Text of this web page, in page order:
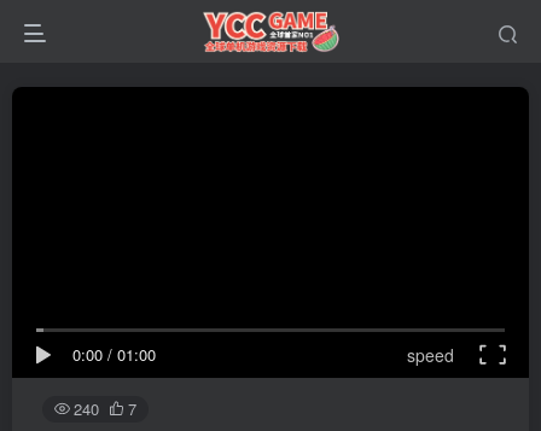
0:00 / 01:00 speed
240 7